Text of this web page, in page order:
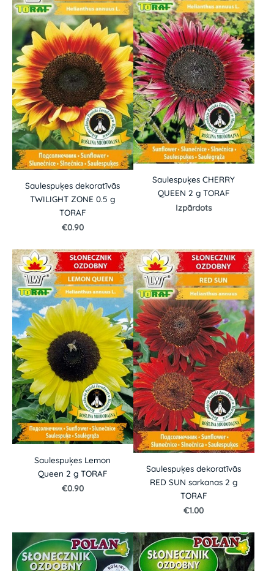
Saulespuķes dekoratīvās
TWILIGHT ZONE 0.5 g
TORAF
€0.90
Saulespuķes CHERRY
QUEEN 2 g TORAF
Izpārdots
Saulespuķes Lemon
Queen 2 g TORAF
€0.90
Saulespuķes dekoratīvās
RED SUN sarkanas 2 g
TORAF
€1.00